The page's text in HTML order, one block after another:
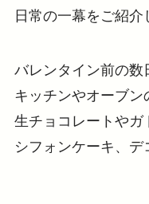
日常の一幕をご紹介
バレンタイン前の数
キッチンやオーブ
生チョコレートやガ
シフォンケーキ、デ